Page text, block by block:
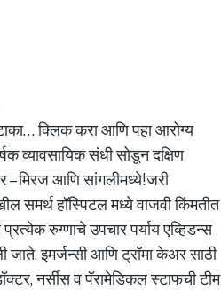
क्लिक करा आणि पहा आरोग्य
व्यावसायिक संधी सोडून दक्षिण
– मिरज आणि सांगलीमध्ये!जरी
समर्थ हॉस्पिटल मध्ये वाजवी किंमतीत
रुग्णाचे उपचार पर्याय एव्हिडन्स
जाते. इमर्जन्सी आणि ट्रॉमा केअर साठी
नर्सीस व पॅरामेडिकल स्टाफची टीम